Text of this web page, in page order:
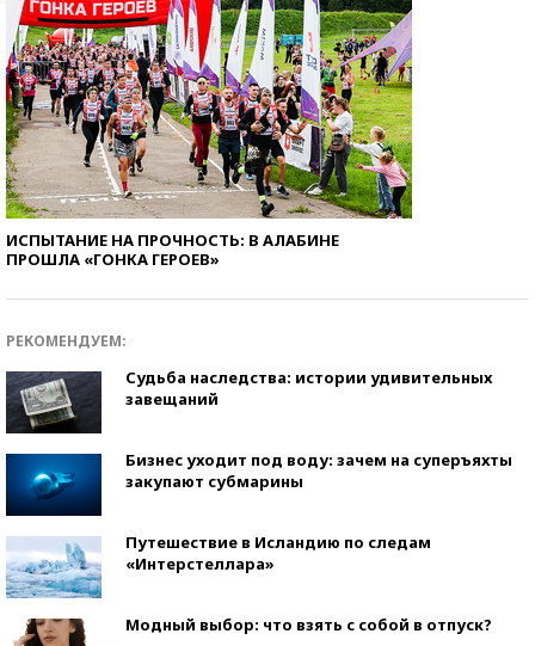
ИСПЫТАНИЕ НА ПРОЧНОСТЬ: В АЛАБИНЕ
ПРОШЛА «ГОНКА ГЕРОЕВ»
РЕКОМЕНДУЕМ:
Судьба наследства: истории удивительных
завещаний
Бизнес уходит под воду: зачем на суперъяхты
закупают субмарины
Путешествие в Исландию по следам
«Интерстеллара»
Модный выбор: что взять с собой в отпуск?